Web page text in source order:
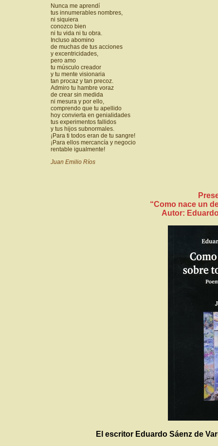
Nunca me aprendí
tus innumerables nombres,
ni siquiera
conozco bien
ni tu vida ni tu obra.
Incluso abomino
de muchas de tus acciones
y excentricidades,
pero amo
tu músculo creador
y tu mente visionaria
tan procaz y tan precoz.
Admiro tu hambre voraz
de crear sin medida
ni mesura y por ello,
comprendo que tu apellido
hoy convierta en genialidades
tus experimentos fallidos
y tus hijos subnormales.
¡Para ti todos eran de tu sangre!
¡Para ellos mercancía y negocio
rentable igualmente!
Juan Emilio Ríos
“Como nace un
Autor:
El escritor Eduardo Sáenz de